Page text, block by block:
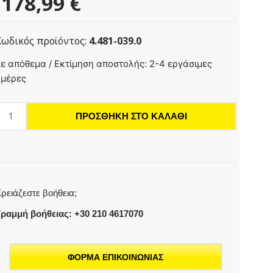
προϊόντος: 4.481-039.0
απόθεμα / Εκτίμηση αποστολής: 2-4 εργάσιμες
πίεση
ΠΡΟΣΘΉΚΗ ΣΤΟ ΚΑΛΆΘΙ
βοήθεια;
βοήθειας: +30 210 4617070
ΦΟΡΜΑ ΕΠΙΚΟΙΝΩΝΙΑΣ